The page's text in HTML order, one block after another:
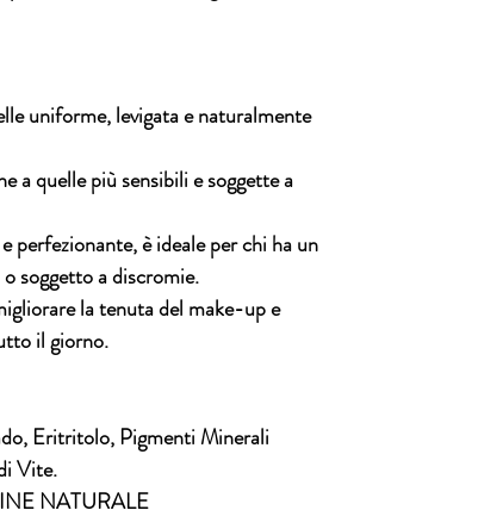
uniforme, levigata e naturalmente
a quelle più sensibili e soggette a
perfezionante, è ideale per chi ha un
soggetto a discromie.
la tenuta del make-up e
il giorno.
Eritritolo, Pigmenti Minerali
Vite.
NATURALE